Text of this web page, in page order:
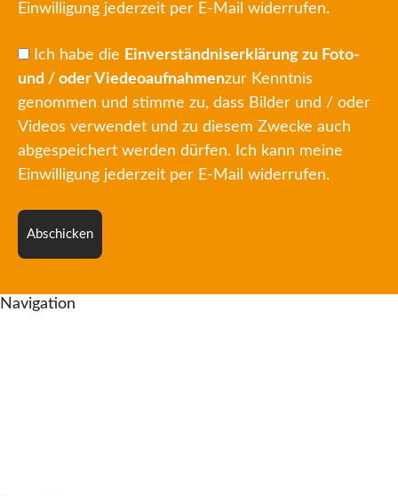
Einwilligung jederzeit per E-Mail widerrufen.
Ich habe die Einverständniserklärung zu Foto-
und / oder Viedeoaufnahmenzur Kenntnis
genommen und stimme zu, dass Bilder und / oder
Videos verwendet und zu diesem Zwecke auch
abgespeichert werden dürfen. Ich kann meine
Einwilligung jederzeit per E-Mail widerrufen.
Abschicken
Navigation